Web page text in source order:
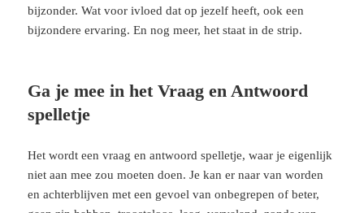
bijzonder. Wat voor ivloed dat op jezelf heeft, ook een
bijzondere ervaring. En nog meer, het staat in de strip.
Ga je mee in het Vraag en Antwoord
spelletje
Het wordt een vraag en antwoord spelletje, waar je eigenlijk
niet aan mee zou moeten doen. Je kan er naar van worden
en achterblijven met een gevoel van onbegrepen of beter,